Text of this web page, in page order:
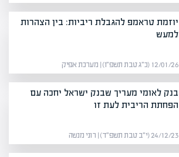
יוזמת טראמפ להגבלת ריביות: בין הצהרות
למעש
12/01/26 (כ״ג טבת תשפ״ו) | מערכת אפיק
בנק לאומי מעריך שבנק ישראל יחכה עם
הפחתת הריבית לעת זו
24/12/23 (י״ב טבת תשפ״ד) | רוני מנשה